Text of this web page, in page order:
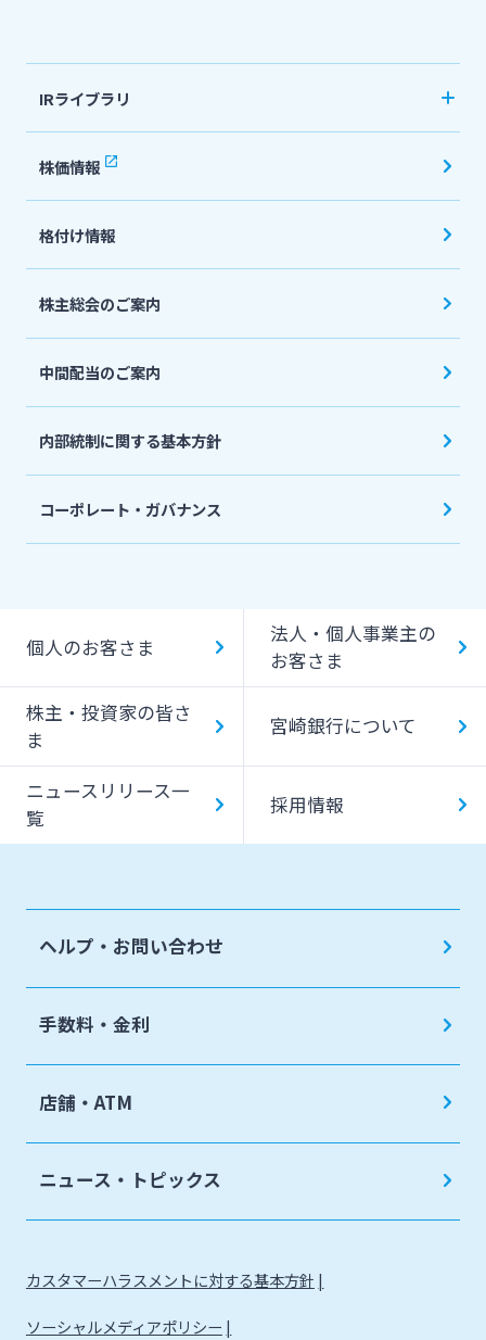
法人・個人事業主のお客さま
株主・投資家の皆さま
宮崎銀行について
ニュースリリース一覧
採用情報
お問い合わせ先一覧
IRライブラリ
決算短信
有価証券報告書・四半期報告書
IR関連ニュースリリース
会社説明会資料
投資家向け説明会資料
English
株価情報
格付け情報
株主総会のご案内
中間配当のご案内
内部統制に関する基本方針
コーポレート・ガバナンス
個人のお客さま
法人・個人事業主の
お客さま
株主・投資家の皆さ
ま
宮崎銀行について
ニュースリリース一
覧
採用情報
ヘルプ・お問い合わせ
手数料・金利
店舗・ATM
ニュース・トピックス
カスタマーハラスメントに対する基本方針
ソーシャルメディアポリシー